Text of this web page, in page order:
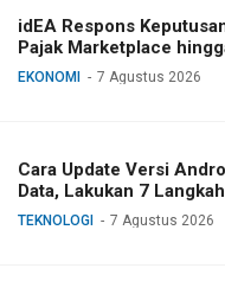
idEA Respons
Pajak Marketplace
EKONOMI 7 Agustus 2026
Cara Update Versi
Data, Lakukan 7
TEKNOLOGI 7 Agustus 2026